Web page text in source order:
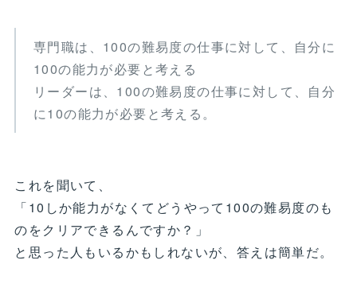
専門職は、100の難易度の仕事に対して、自分に
100の能力が必要と考える
リーダーは、100の難易度の仕事に対して、自分
に10の能力が必要と考える。
これを聞いて、
「10しか能力がなくてどうやって100の難易度のも
のをクリアできるんですか？」
と思った人もいるかもしれないが、答えは簡単だ。